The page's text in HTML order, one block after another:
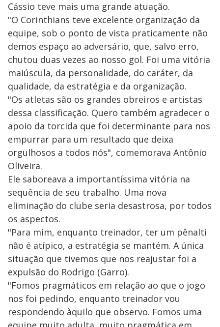
Cássio teve mais uma grande atuação.
"O Corinthians teve excelente organização da
equipe, sob o ponto de vista praticamente não
demos espaço ao adversário, que, salvo erro,
chutou duas vezes ao nosso gol. Foi uma vitória
maiúscula, da personalidade, do caráter, da
qualidade, da estratégia e da organização.
"Os atletas são os grandes obreiros e artistas
dessa classificação. Quero também agradecer o
apoio da torcida que foi determinante para nos
empurrar para um resultado que deixa
orgulhosos a todos nós", comemorava Antônio
Oliveira.
Ele saboreava a importantíssima vitória na
sequência de seu trabalho. Uma nova
eliminação do clube seria desastrosa, por todos
os aspectos.
"Para mim, enquanto treinador, ter um pênalti
não é atípico, a estratégia se mantém. A única
situação que tivemos que nos reajustar foi a
expulsão do Rodrigo (Garro).
"Fomos pragmáticos em relação ao que o jogo
nos foi pedindo, enquanto treinador vou
respondendo àquilo que observo. Fomos uma